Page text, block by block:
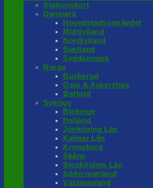
Stationskort
Danmark
Hovedstadsområedet
Midtjylland
Nordjylland
Sjælland
Syddanmark
Norge
Buskerud
Oslo & Askershus
Østfold
Sverige
Blekinge
Halland
Jönköping Län
Kalmar Län
Kronoberg
Skåne
Stockholms Län
Södermanland
Västmanland